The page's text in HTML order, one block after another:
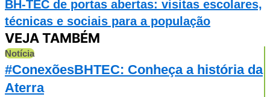
BH-TEC de portas abertas: visitas escolares,
técnicas e sociais para a população
VEJA TAMBÉM
Notícia
#ConexõesBHTEC: Conheça a história da
Aterra